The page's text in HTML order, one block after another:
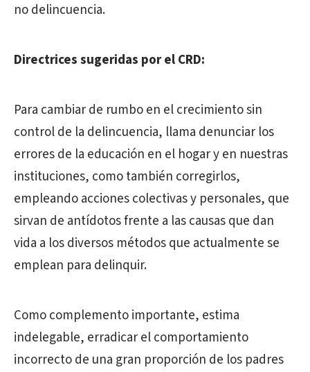
no delincuencia.
Directrices sugeridas por el CRD:
Para cambiar de rumbo en el crecimiento sin
control de la delincuencia, llama denunciar los
errores de la educación en el hogar y en nuestras
instituciones, como también corregirlos,
empleando acciones colectivas y personales, que
sirvan de antídotos frente a las causas que dan
vida a los diversos métodos que actualmente se
emplean para delinquir.
Como complemento importante, estima
indelegable, erradicar el comportamiento
incorrecto de una gran proporción de los padres